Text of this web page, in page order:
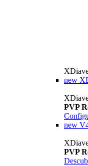
new
PVP
new
PVP